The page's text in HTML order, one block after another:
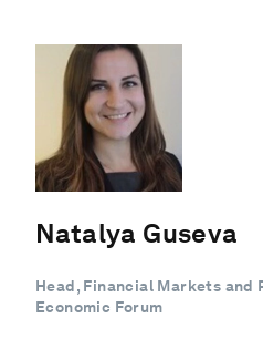
Natalya Guseva
Head, Financial Markets and
Economic Forum